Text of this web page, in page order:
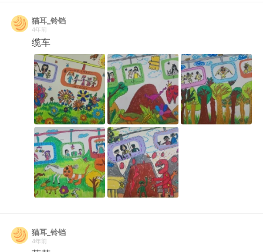
猫耳_铃铛
4年前
缆车
猫耳_铃铛
4年前